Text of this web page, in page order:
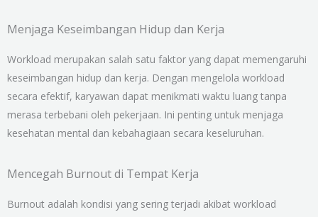
Menjaga Keseimbangan Hidup dan Kerja
Workload merupakan salah satu faktor yang dapat memengaruhi
keseimbangan hidup dan kerja. Dengan mengelola workload
secara efektif, karyawan dapat menikmati waktu luang tanpa
merasa terbebani oleh pekerjaan. Ini penting untuk menjaga
kesehatan mental dan kebahagiaan secara keseluruhan.
Mencegah Burnout di Tempat Kerja
Burnout adalah kondisi yang sering terjadi akibat workload